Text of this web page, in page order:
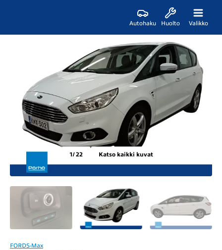
Autohaku Huolto Valikko
1/ 22 Katso kaikki kuvat
FORDS-Max